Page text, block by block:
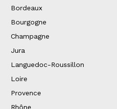
Bordeaux
Bourgogne
Champagne
Jura
Languedoc-Roussillon
Loire
Provence
Rhône